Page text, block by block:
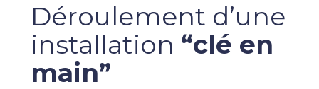
Déroulement d’une
installation “clé en
main”